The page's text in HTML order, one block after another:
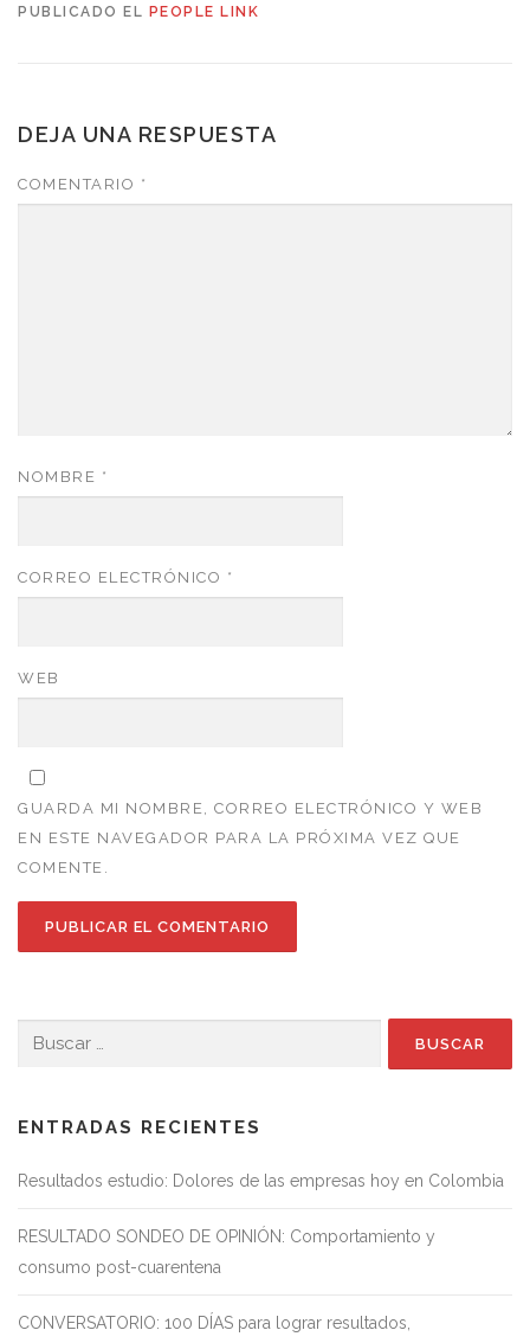
PUBLICADO EL PEOPLE LINK
DEJA UNA RESPUESTA
COMENTARIO *
NOMBRE *
CORREO ELECTRÓNICO *
WEB
GUARDA MI NOMBRE, CORREO ELECTRÓNICO Y WEB
EN ESTE NAVEGADOR PARA LA PRÓXIMA VEZ QUE
COMENTE.
Buscar:
ENTRADAS RECIENTES
Resultados estudio: Dolores de las empresas hoy en Colombia
RESULTADO SONDEO DE OPINIÓN: Comportamiento y
consumo post-cuarentena
CONVERSATORIO: 100 DÍAS para lograr resultados,